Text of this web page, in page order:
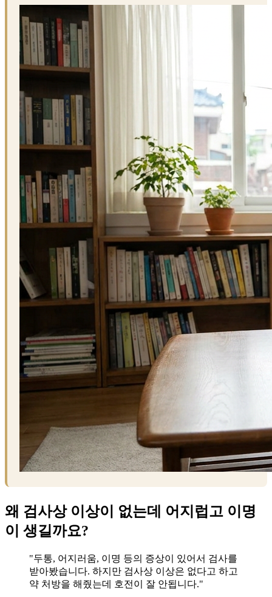
왜 검사상 이상이 없는데 어지럽고 이명
이 생길까요?
"두통, 어지러움, 이명 등의 증상이 있어서 검사를
받아봤습니다. 하지만 검사상 이상은 없다고 하고
약 처방을 해줬는데 호전이 잘 안됩니다."